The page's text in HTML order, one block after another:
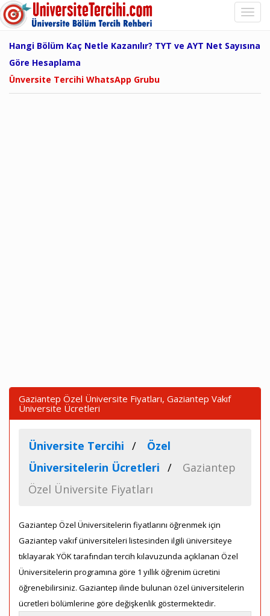
Hangi Bölüm Kaç Netle Kazanılır? TYT ve AYT Net Sayısına
Göre Hesaplama
Ünversite Tercihi WhatsApp Grubu
Gaziantep Özel Üniversite Fiyatları, Gaziantep Vakıf
Üniversite Ücretleri
Üniversite Tercihi
Özel
Üniversitelerin Ücretleri
Gaziantep
Özel Üniversite Fiyatları
Gaziantep Özel Üniversitelerin fiyatlarını öğrenmek için
Gaziantep vakıf üniversiteleri listesinden ilgili üniversiteye
tıklayarak YÖK tarafından tercih kılavuzunda açıklanan Özel
Üniversitelerin programına göre 1 yıllık öğrenim ücretini
öğrenebilirsiniz. Gaziantep ilinde bulunan özel üniversitelerin
ücretleri bölümlerine göre değişkenlik göstermektedir.